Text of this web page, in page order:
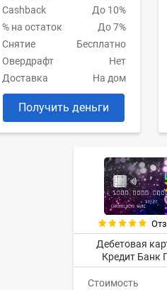
Cashback
До 10%
% на остаток
До 7%
Снятие
Бесплатно
Овердрафт
Нет
Доставка
На дом
Получить деньги
Дебетовая
Кредит Банк
Стоимость